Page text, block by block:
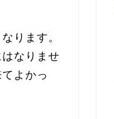
ります。
なりませ
よかっ